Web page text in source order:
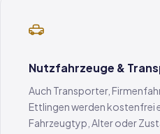
Nutzfahrzeuge &
Auch Transporter,
Ettlingen werden
Fahrzeugtyp, Alter oder